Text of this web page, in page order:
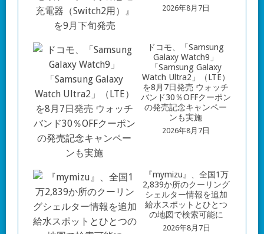
2026年8月7日
ドコモ、「Samsung
Galaxy Watch9」
「Samsung Galaxy
Watch Ultra2」（LTE）
を8月7日発売 ウォッチ
バンド30％OFFクーポン
の発売記念キャンペー
ンも実施
2026年8月7日
『mymizu』、全国1万
2,839か所のクーリング
シェルター情報を追加
給水スポットとひとつ
の地図で検索可能に
2026年8月7日